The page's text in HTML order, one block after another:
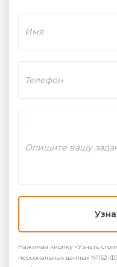
Нажимая кнопку «Узнать
персональных данных №152-ФЗ